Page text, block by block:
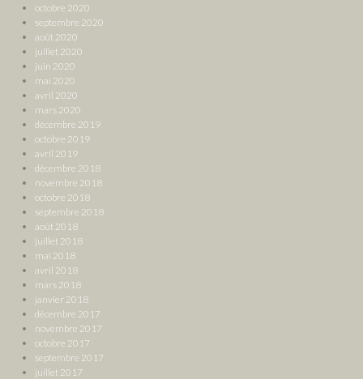
octobre 2020
septembre 2020
août 2020
juillet 2020
juin 2020
mai 2020
avril 2020
mars 2020
décembre 2019
octobre 2019
avril 2019
décembre 2018
novembre 2018
octobre 2018
septembre 2018
août 2018
juillet 2018
mai 2018
avril 2018
mars 2018
janvier 2018
décembre 2017
novembre 2017
octobre 2017
septembre 2017
juillet 2017